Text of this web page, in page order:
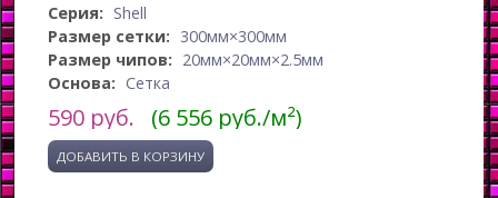
Серия: Shell
Размер сетки: 300мм×300мм
Размер чипов: 20мм×20мм×2.5мм
Основа: Сетка
590 руб. (6 556 руб./м²)